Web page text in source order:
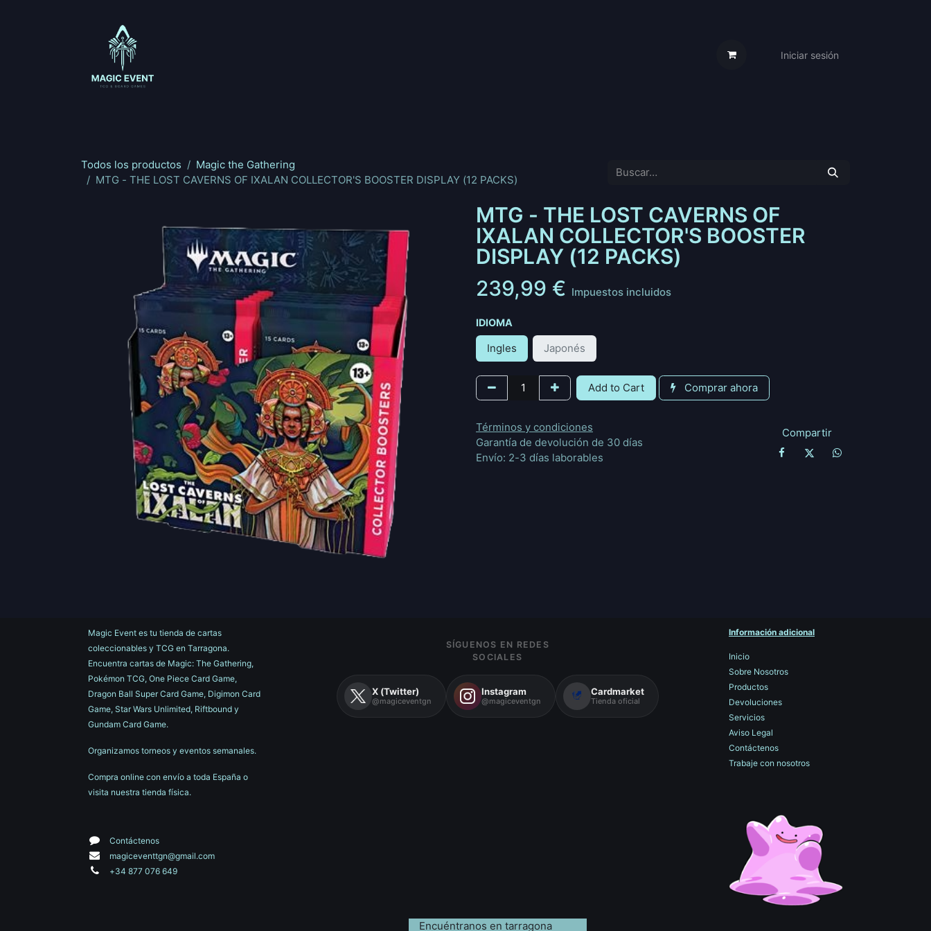
Iniciar sesión
Todos los productos
Magic the Gathering
MTG - THE LOST CAVERNS OF IXALAN COLLECTOR'S BOOSTER DISPLAY (12 PACKS)
MTG - THE LOST CAVERNS OF
IXALAN COLLECTOR'S BOOSTER
DISPLAY (12 PACKS)
239,99 € Impuestos incluidos
IDIOMA
Ingles Japonés
Add to Cart Comprar ahora
Términos y condiciones
Garantía de devolución de 30 días
Envío: 2-3 días laborables
Compartir
Magic Event es tu tienda de cartas
coleccionables y TCG en Tarragona.
Encuentra cartas de Magic: The Gathering,
Pokémon TCG, One Piece Card Game,
Dragon Ball Super Card Game, Digimon Card
Game, Star Wars Unlimited, Riftbound y
Gundam Card Game.
Organizamos torneos y eventos semanales.
Compra online con envío a toda España o
visita nuestra tienda física.
Contáctenos
magiceventtgn@gmail.com
+34 877 076 649
SÍGUENOS EN REDES
SOCIALES
X (Twitter)
@magiceventgn
Instagram
@magiceventgn
Cardmarket
Tienda oficial
Encuéntranos en tarragona
Información adicional
Inicio
Sobre Nosotros
Productos
Devoluciones
Servicios
Aviso Legal
Contáctenos
Trabaje con nosotros